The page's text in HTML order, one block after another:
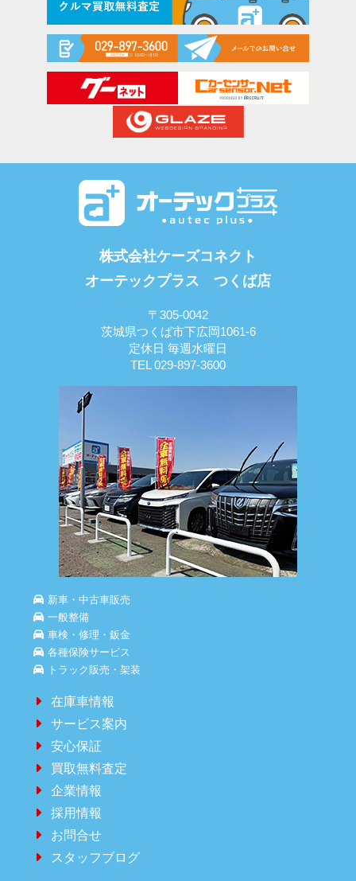
株式会社ケーズコネクト
オーテックプラス つくば店
〒305-0042
茨城県つくば市下広岡1061-6
定休日 毎週水曜日
TEL 029-897-3600
新車・中古車販売
一般整備
車検・修理・鈑金
各種保険サービス
トラック販売・架装
在庫車情報
サービス案内
安心保証
買取無料査定
企業情報
採用情報
お問合せ
スタッフブログ